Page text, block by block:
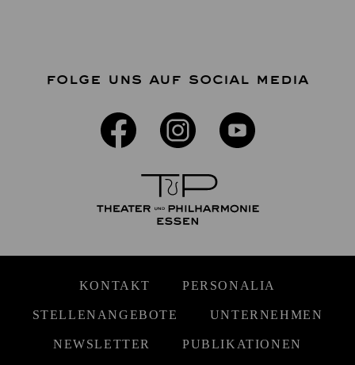
FOLGE UNS AUF SOCIAL MEDIA
KONTAKT PERSONALIA
STELLENANGEBOTE UNTERNEHMEN
NEWSLETTER PUBLIKATIONEN